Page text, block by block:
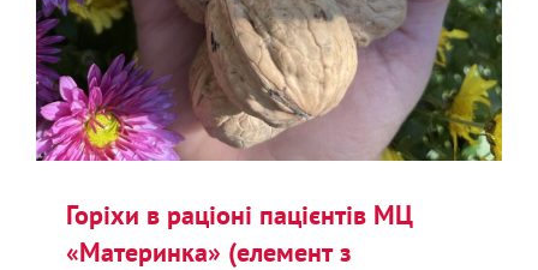
Горіхи в раціоні пацієнтів МЦ
«Материнка» (елемент з